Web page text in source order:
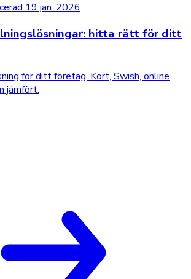
19 jan. 2026
hitta rätt för ditt
för ditt företag. Kort, Swish, online
jämfört.